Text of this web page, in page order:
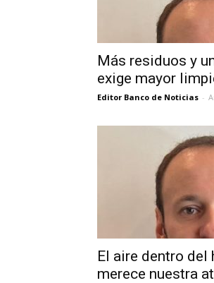
Más residuos y
exige mayor
Editor Banco de Noticias -
El aire dentro del
merece nuestra